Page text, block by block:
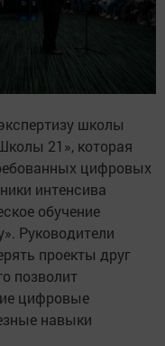
школы
21», которая
цифровых
интенсива
обучение
Руководители
проекты друг
позволит
цифровые
навыки